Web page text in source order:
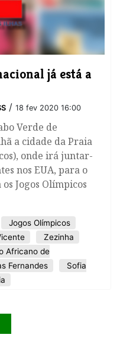
já está a
/ 18 fev 2020 16:00
Verde de
a cidade da Praia
onde irá juntar-
nos EUA, para o
Jogos Olímpicos
Jogos Olímpicos
Zezinha
Africano de
Fernandes
Sofia